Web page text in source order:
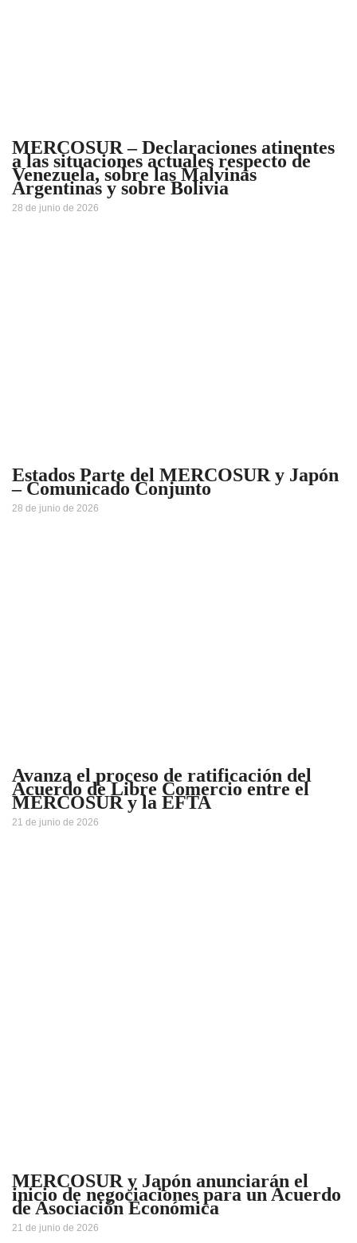
MERCOSUR – Declaraciones atinentes
a las situaciones actuales respecto de
Venezuela, sobre las Malvinas
Argentinas y sobre Bolivia
28 de junio de 2026
Estados Parte del MERCOSUR y Japón
– Comunicado Conjunto
28 de junio de 2026
Avanza el proceso de ratificación del
Acuerdo de Libre Comercio entre el
MERCOSUR y la EFTA
21 de junio de 2026
MERCOSUR y Japón anunciarán el
inicio de negociaciones para un Acuerdo
de Asociación Económica
21 de junio de 2026